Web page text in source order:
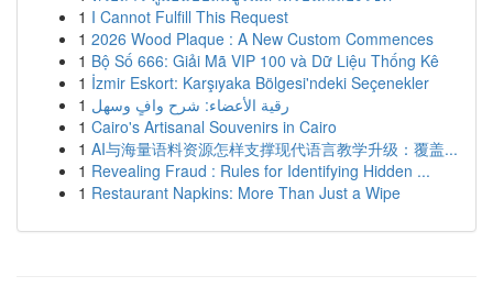
1 I Cannot Fulfill This Request
1 2026 Wood Plaque : A New Custom Commences
1 Bộ Số 666: Giải Mã VIP 100 và Dữ Liệu Thống Kê
1 İzmir Eskort: Karşıyaka Bölgesi'ndeki Seçenekler
1 رقية الأعضاء: شرح وافٍ وسهل
1 Cairo's Artisanal Souvenirs in Cairo
1 AI与海量语料资源怎样支撑现代语言教学升级：覆盖...
1 Revealing Fraud : Rules for Identifying Hidden ...
1 Restaurant Napkins: More Than Just a Wipe